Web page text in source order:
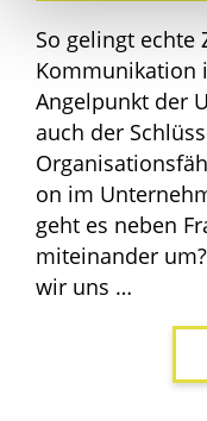
So gelingt ech­te
Kom­mu­ni­ka­ti­on
Angel­punkt der
auch der
on im
geht es neben
mit­ein­an­der
wir uns …